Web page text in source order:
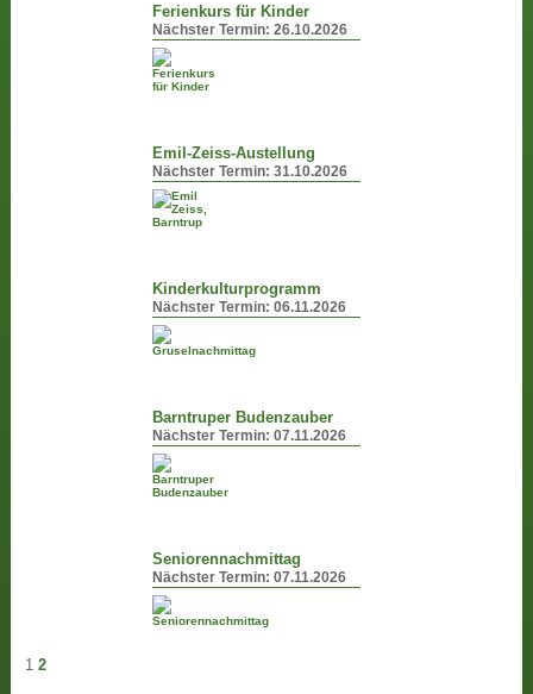
Ferienkurs für Kinder
Nächster Termin:26.10.2026
Emil-Zeiss-Austellung
Nächster Termin:31.10.2026
Kinderkulturprogramm
Nächster Termin:06.11.2026
Barntruper Budenzauber
Nächster Termin:07.11.2026
Seniorennachmittag
Nächster Termin:07.11.2026
1 2